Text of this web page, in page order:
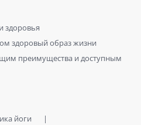
здоровья
здоровый образ жизни
преимущества и доступным
йоги